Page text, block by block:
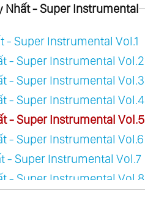
Nhất - Super Instrumental
- Super Instrumental Vol.1
- Super Instrumental Vol.2
- Super Instrumental Vol.3
- Super Instrumental Vol.4
- Super Instrumental Vol.5
- Super Instrumental Vol.6
- Super Instrumental Vol.7
- Super Instrumental Vol.8